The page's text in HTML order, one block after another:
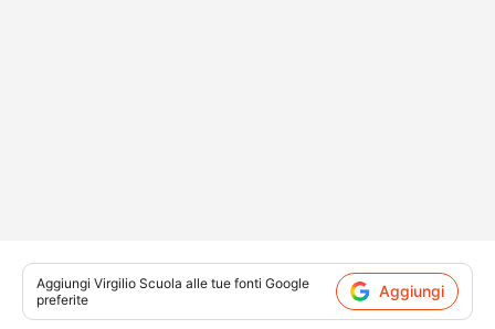
Aggiungi Virgilio Scuola alle tue fonti Google
preferite
Aggiungi